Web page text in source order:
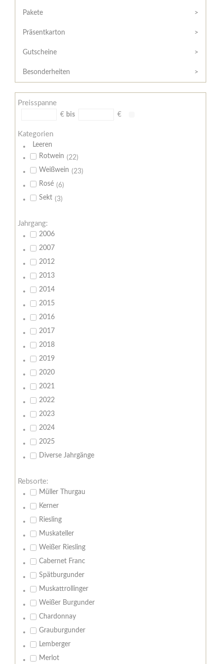
/
Widerrufsformular
AGB
Zahlungsbedingungen
Meine
Pakete
Präsentkarton
Gutscheine
Besonderheiten
Preisspanne
€ bis €
Kategorien
Leeren
Rotwein (22)
Weißwein (23)
Rosé (6)
Sekt (3)
Jahrgang:
2006
2007
2012
2013
2014
2015
2016
2017
2018
2019
2020
2021
2022
2023
2024
2025
Diverse Jahrgänge
Rebsorte:
Müller Thurgau
Kerner
Riesling
Muskateller
Weißer Riesling
Cabernet Franc
Spätburgunder
Muskattrollinger
Weißer Burgunder
Chardonnay
Grauburgunder
Lemberger
Merlot